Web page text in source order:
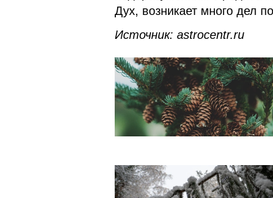
Дух, возникает много дел
Источник: astrocentr.ru